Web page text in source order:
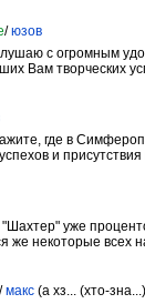
/юзов
с огромным
Вам творческих
где в
и
уже
некоторые всех
/макс (а хз... (хто-